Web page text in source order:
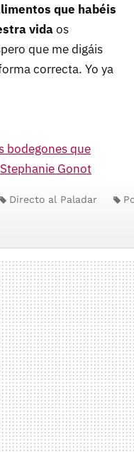
que habéis
vidaos
que me digáis
correcta. Yo ya
bodegones que
Gonot
Directo al Paladar